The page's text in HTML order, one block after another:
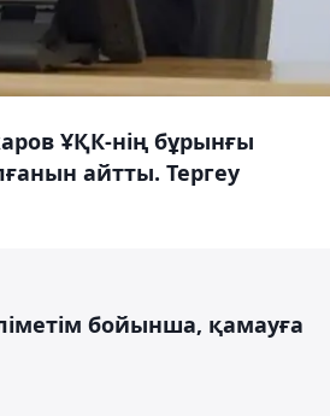
ҰҚК-нің бұрынғы
айтты. Тергеу
бойынша, қамауға